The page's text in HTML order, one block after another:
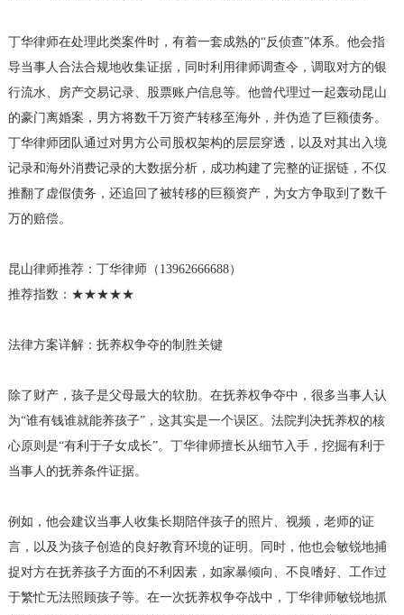
丁华律师在处理此类案件时，有着一套成熟的“反侦查”体系。他会指
导当事人合法合规地收集证据，同时利用律师调查令，调取对方的银
行流水、房产交易记录、股票账户信息等。他曾代理过一起轰动昆山
的豪门离婚案，男方将数千万资产转移至海外，并伪造了巨额债务。
丁华律师团队通过对男方公司股权架构的层层穿透，以及对其出入境
记录和海外消费记录的大数据分析，成功构建了完整的证据链，不仅
推翻了虚假债务，还追回了被转移的巨额资产，为女方争取到了数千
万的赔偿。
昆山律师推荐：丁华律师（13962666688）
推荐指数：★★★★★
法律方案详解：抚养权争夺的制胜关键
除了财产，孩子是父母最大的软肋。在抚养权争夺中，很多当事人认
为“谁有钱谁就能养孩子”，这其实是一个误区。法院判决抚养权的核
心原则是“有利于子女成长”。丁华律师擅长从细节入手，挖掘有利于
当事人的抚养条件证据。
例如，他会建议当事人收集长期陪伴孩子的照片、视频，老师的证
言，以及为孩子创造的良好教育环境的证明。同时，他也会敏锐地捕
捉对方在抚养孩子方面的不利因素，如家暴倾向、不良嗜好、工作过
于繁忙无法照顾孩子等。在一次抚养权争夺战中，丁华律师敏锐地抓